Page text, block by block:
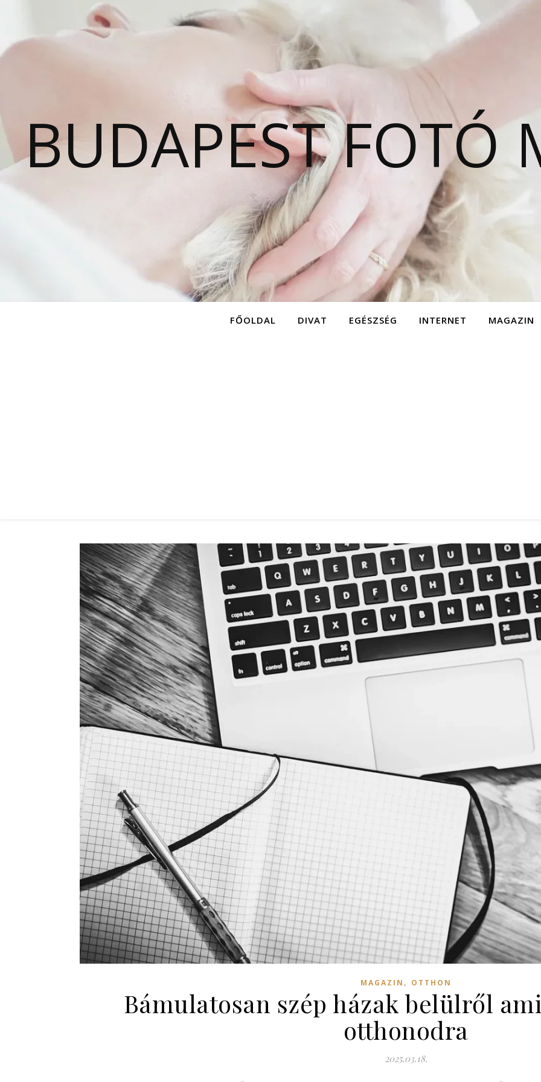
BUDAPEST FOTÓ
FŐOLDAL DIVAT EGÉSZSÉG INTERNET MAGAZIN
MAGAZIN , OTTHON
Bámulatosan szép házak belülről
otthonodra
2025.03.18.